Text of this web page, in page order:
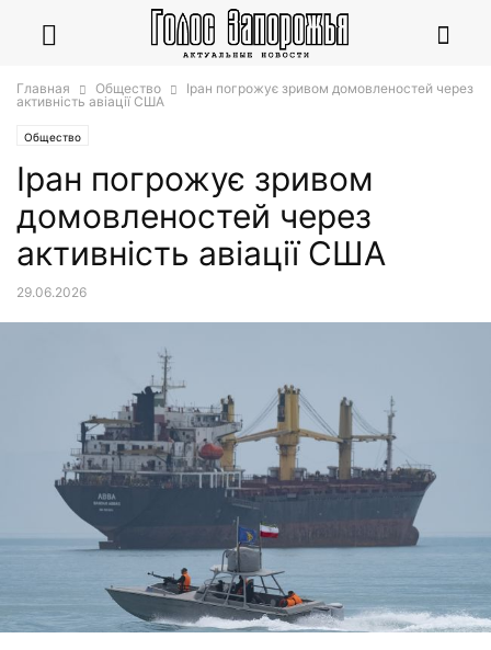
Главная Общество
Іран погрожує зривом домовленостей через
активність авіації США
Общество
Іран погрожує зривом
домовленостей через
активність авіації США
29.06.2026